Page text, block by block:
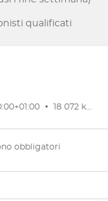
qualificati
• 18 072 km
obbligatori